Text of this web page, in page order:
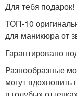
Для тебя
ТОП-10
для маникюра от
Гарантировано
Разнообразные
могут